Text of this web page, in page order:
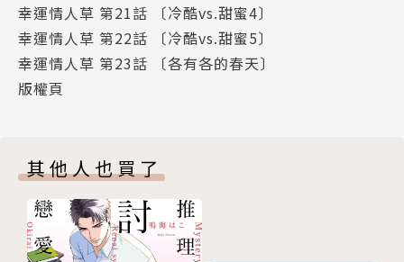
幸運情人草 第21話 〔冷酷vs.甜蜜4〕
幸運情人草 第22話 〔冷酷vs.甜蜜5〕
幸運情人草 第23話 〔各有各的春天〕
版權頁
其他人也買了